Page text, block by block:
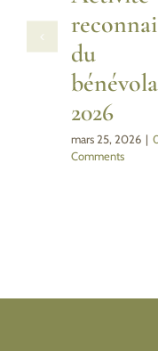
du
2026
mars 25, 2026 |
Comments